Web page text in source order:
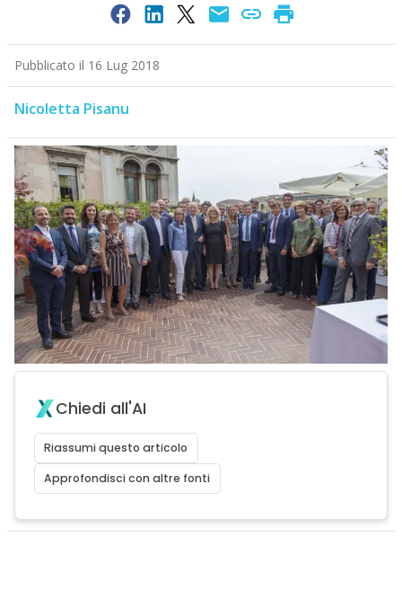
Pubblicato il 16 Lug 2018
Nicoletta Pisanu
Chiedi all'AI
Riassumi questo articolo
Approfondisci con altre fonti